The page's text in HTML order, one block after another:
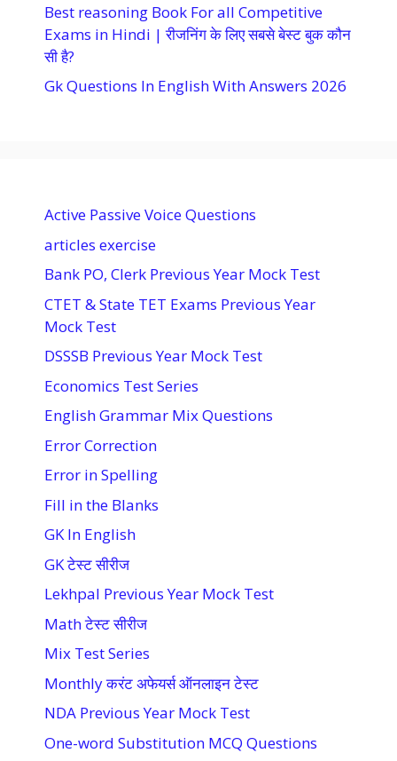
Best reasoning Book For all Competitive
Exams in Hindi | रीजनिंग के लिए सबसे बेस्ट बुक कौन
सी है?
Gk Questions In English With Answers 2026
Active Passive Voice Questions
articles exercise
Bank PO, Clerk Previous Year Mock Test
CTET & State TET Exams Previous Year
Mock Test
DSSSB Previous Year Mock Test
Economics Test Series
English Grammar Mix Questions
Error Correction
Error in Spelling
Fill in the Blanks
GK In English
GK टेस्ट सीरीज
Lekhpal Previous Year Mock Test
Math टेस्ट सीरीज
Mix Test Series
Monthly करंट अफेयर्स ऑनलाइन टेस्ट
NDA Previous Year Mock Test
One-word Substitution MCQ Questions